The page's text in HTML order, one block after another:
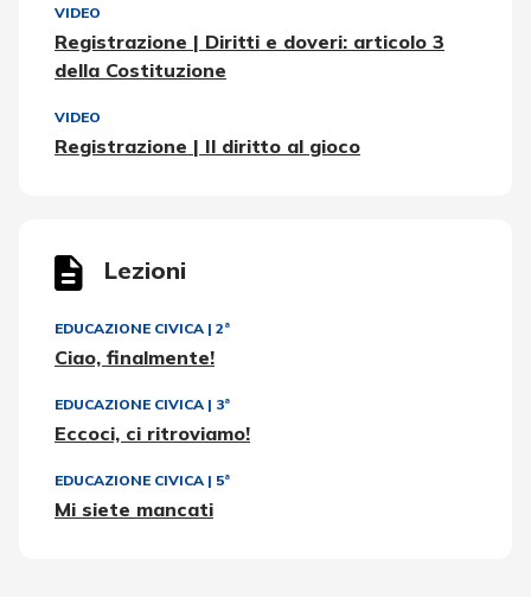
VIDEO
Registrazione | Diritti e doveri: articolo 3
della Costituzione
VIDEO
Registrazione | Il diritto al gioco
Lezioni
EDUCAZIONE CIVICA | 2ª
Ciao, finalmente!
EDUCAZIONE CIVICA | 3ª
Eccoci, ci ritroviamo!
EDUCAZIONE CIVICA | 5ª
Mi siete mancati